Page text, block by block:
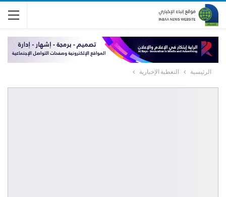
الرئيسية التغطية الإخبارية